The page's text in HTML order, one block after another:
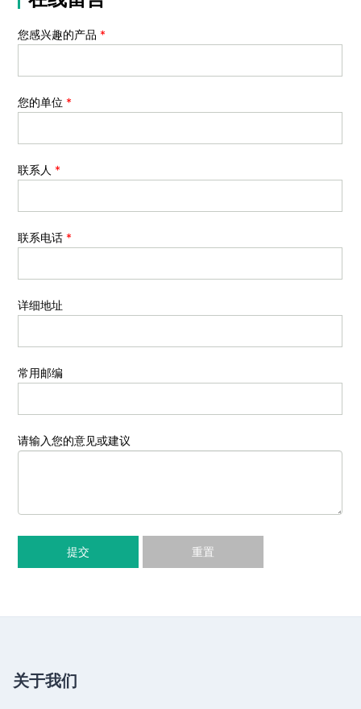
您感兴趣的产品 *
您的单位 *
联系人 *
联系电话 *
详细地址
常用邮编
请输入您的意见或建议
提交 重置
关于我们